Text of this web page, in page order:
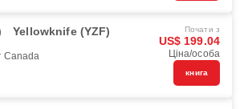
Yellowknife (YZF)
Canada
Почати з
US$ 199.04
Ціна/особа
книга